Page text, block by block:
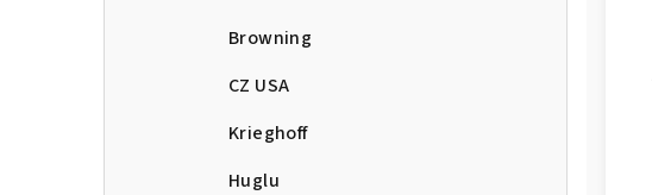
Browning
CZ USA
Krieghoff
Huglu